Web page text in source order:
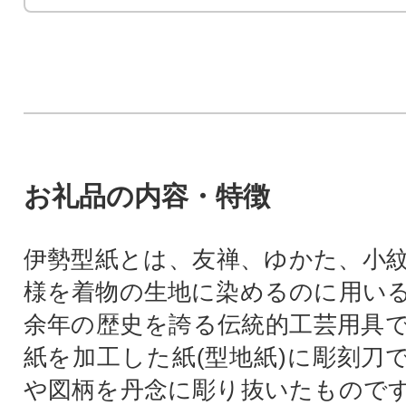
お礼品の内容・特徴
伊勢型紙とは、友禅、ゆかた、小
様を着物の生地に染めるのに用い
余年の歴史を誇る伝統的工芸用具
紙を加工した紙(型地紙)に彫刻刀
や図柄を丹念に彫り抜いたもので